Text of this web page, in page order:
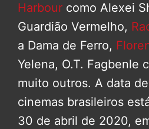
Harbour como Alexei
Guardião Vermelho,
a Dama de Ferro,
Yelena, O.T. Fagbenle
muito outros. A data
cinemas brasileiros
30 de abril de 2020,